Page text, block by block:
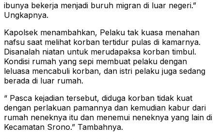
ibunya bekerja menjadi buruh migran di luar negeri.”
Ungkapnya.
Kapolsek menambahkan, Pelaku tak kuasa menahan
nafsu saat melihat korban tertidur pulas di kamarnya.
Disanalah niatan untuk merudapaksa korban timbul.
Kondisi rumah yang sepi membuat pelaku dengan
leluasa mencabuli korban, dan istri pelaku juga sedang
berada di luar rumah.
“ Pasca kejadian tersebut, diduga korban tidak kuat
dengan perlakuan pamannya dan kemudian kabur dari
rumah neneknya itu dan menemui neneknya yang lain di
Kecamatan Srono.” Tambahnya.